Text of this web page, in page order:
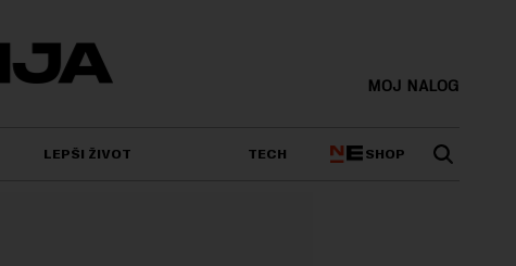
MOJ NALOG
LEPŠI ŽIVOT TECH SHOP